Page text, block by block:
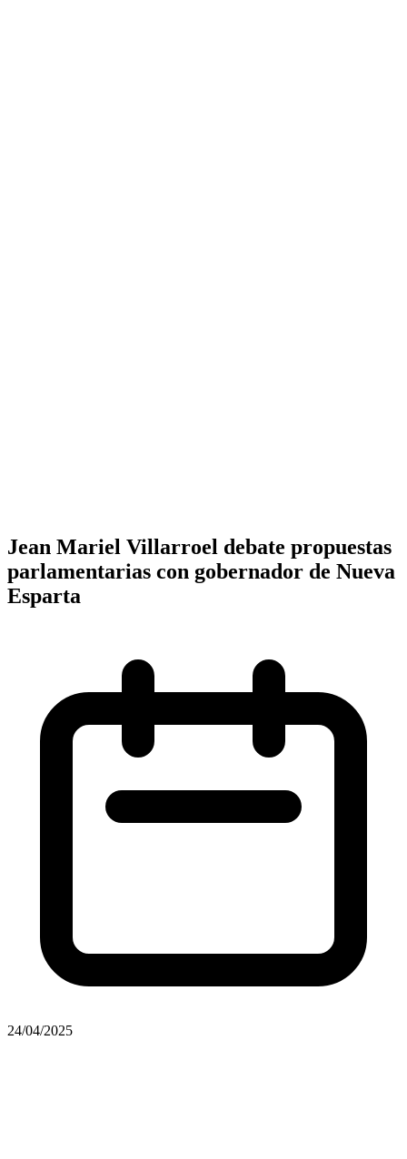
Jean Mariel Villarroel debate propuestas
parlamentarias con gobernador de Nueva
Esparta
24/04/2025